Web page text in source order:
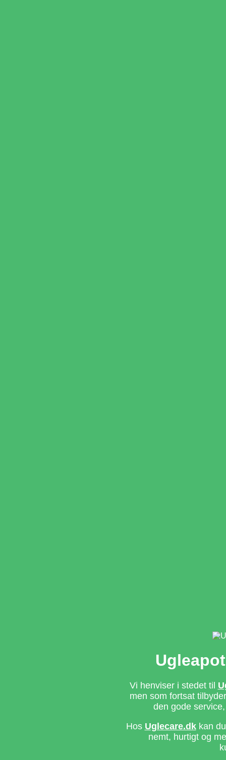
Vi henviser i stedet til
men som fortsat
den gode
Hos Uglecare.dkkan du
nemt, hurtigt og